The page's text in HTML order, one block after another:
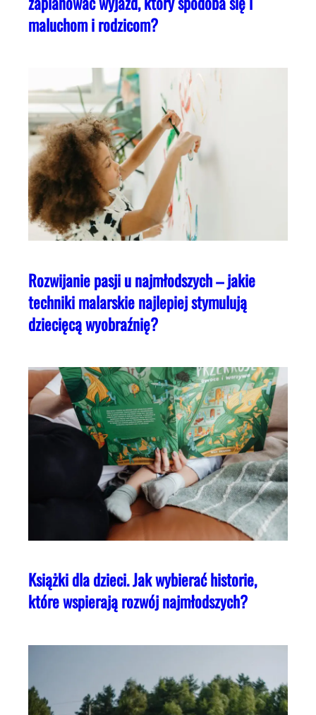
maluchom i rodzicom?
Rozwijanie pasji u najmłodszych – jakie
techniki malarskie najlepiej stymulują
dziecięcą wyobraźnię?
Książki dla dzieci. Jak wybierać historie,
które wspierają rozwój najmłodszych?